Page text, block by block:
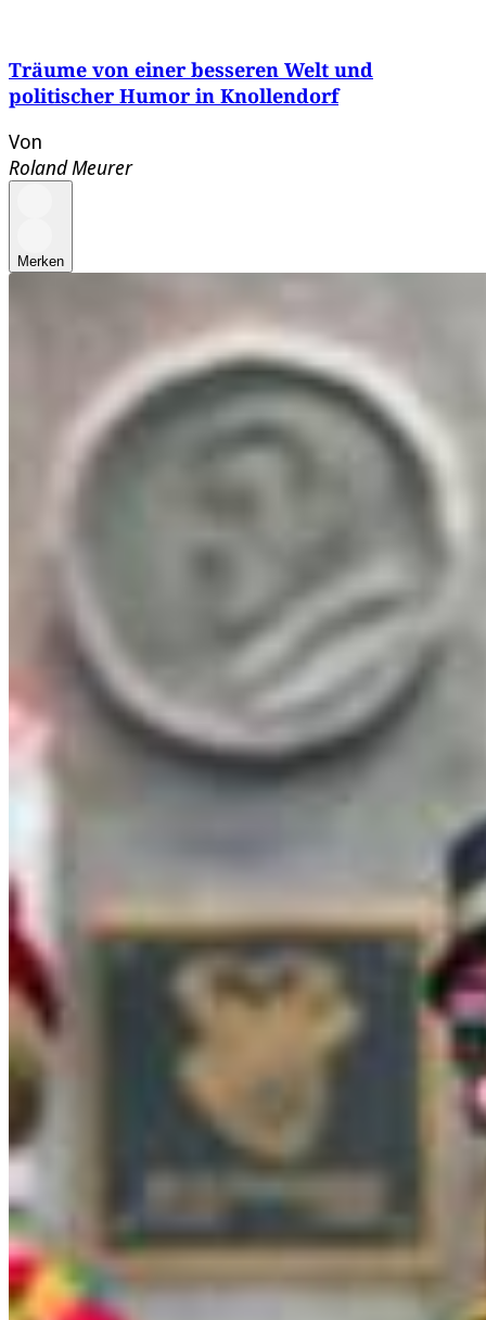
Träume von einer besseren Welt und
politischer Humor in Knollendorf
Von
Roland Meurer
Merken